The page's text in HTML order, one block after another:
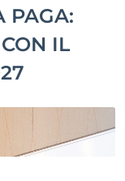
PAGA:
IL